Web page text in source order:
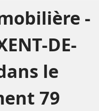
-
DE-
le
79